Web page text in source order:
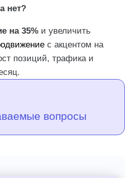
нет?
на 35% и увеличить
с акцентом на
позиций, трафика и
вопросы